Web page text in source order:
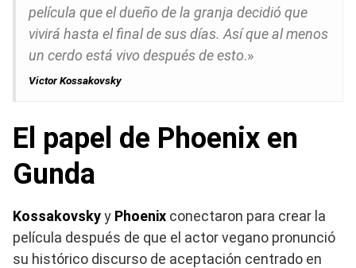
película que el dueño de la granja decidió que
vivirá hasta el final de sus días. Así que al menos
un cerdo está vivo después de esto.»
Victor Kossakovsky
El papel de Phoenix en
Gunda
Kossakovskyy Phoenix conectaron para crear la
película después de que el actor vegano pronunció
su histórico discurso de aceptación centrado en